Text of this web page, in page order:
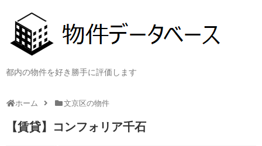
都内の物件を好き勝手に評価します
ホーム 文京区の物件
【賃貸】コンフォリア千石